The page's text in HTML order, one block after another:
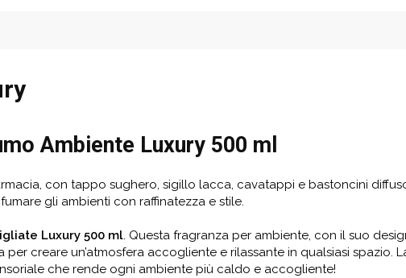
Ambiente Luxury 500 ml
con tappo sughero, sigillo lacca, cavatappi e bastoncini
gli ambienti con raffinatezza e stile.
Luxury 500ml. Questa fragranza per ambiente, con il suo
per creare un’atmosfera accogliente e rilassante in qualsiasi spazio.
che rende ogni ambiente più caldo e accogliente!